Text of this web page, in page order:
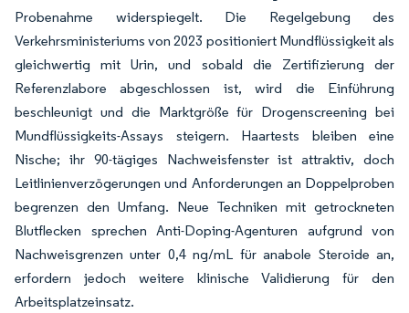
Probenahme widerspiegelt. Die Regelgebung des
Verkehrsministeriums von 2023 positioniert Mundflüssigkeit als
gleichwertig mit Urin, und sobald die Zertifizierung der
Referenzlabore abgeschlossen ist, wird die Einführung
beschleunigt und die Marktgröße für Drogenscreening bei
Mundflüssigkeits-Assays steigern. Haartests bleiben eine
Nische; ihr 90-tägiges Nachweisfenster ist attraktiv, doch
Leitlinienverzögerungen und Anforderungen an Doppelproben
begrenzen den Umfang. Neue Techniken mit getrockneten
Blutflecken sprechen Anti-Doping-Agenturen aufgrund von
Nachweisgrenzen unter 0,4 ng/mL für anabole Steroide an,
erfordern jedoch weitere klinische Validierung für den
Arbeitsplatzeinsatz.